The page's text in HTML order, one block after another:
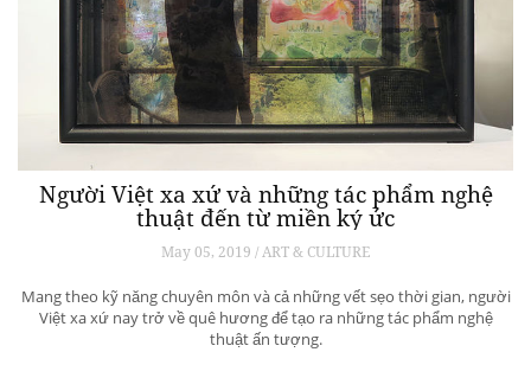
Tucson SUV – Vì sao Hyundai vẫn chậm
chân?
May 07, 2019 / Luxury In Motion
Tucson mới nếu chỉ từ cái nhìn đầu tiên.